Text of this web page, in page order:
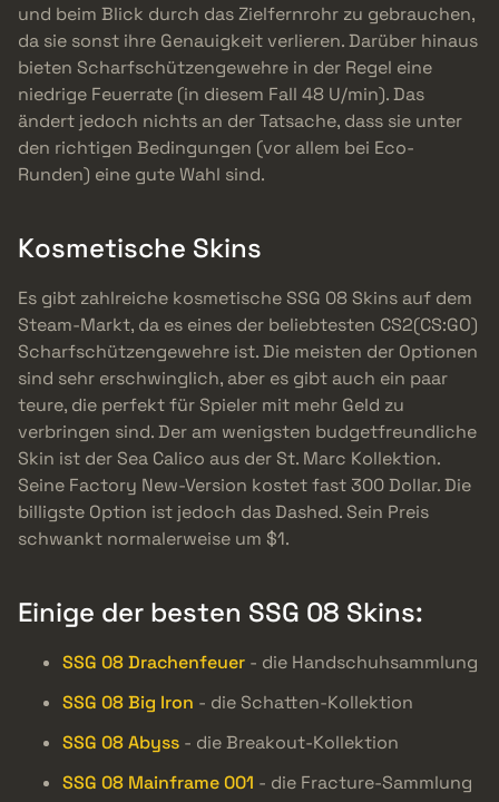
und beim Blick durch das Zielfernrohr zu gebrauchen,
da sie sonst ihre Genauigkeit verlieren. Darüber hinaus
bieten Scharfschützengewehre in der Regel eine
niedrige Feuerrate (in diesem Fall 48 U/min). Das
ändert jedoch nichts an der Tatsache, dass sie unter
den richtigen Bedingungen (vor allem bei Eco-
Runden) eine gute Wahl sind.
Kosmetische Skins
Es gibt zahlreiche kosmetische SSG 08 Skins auf dem
Steam-Markt, da es eines der beliebtesten CS2(CS:GO)
Scharfschützengewehre ist. Die meisten der Optionen
sind sehr erschwinglich, aber es gibt auch ein paar
teure, die perfekt für Spieler mit mehr Geld zu
verbringen sind. Der am wenigsten budgetfreundliche
Skin ist der Sea Calico aus der St. Marc Kollektion.
Seine Factory New-Version kostet fast 300 Dollar. Die
billigste Option ist jedoch das Dashed. Sein Preis
schwankt normalerweise um $1.
Einige der besten SSG 08 Skins:
SSG 08 Drachenfeuer - die Handschuhsammlung
SSG 08 Big Iron - die Schatten-Kollektion
SSG 08 Abyss - die Breakout-Kollektion
SSG 08 Mainframe 001 - die Fracture-Sammlung